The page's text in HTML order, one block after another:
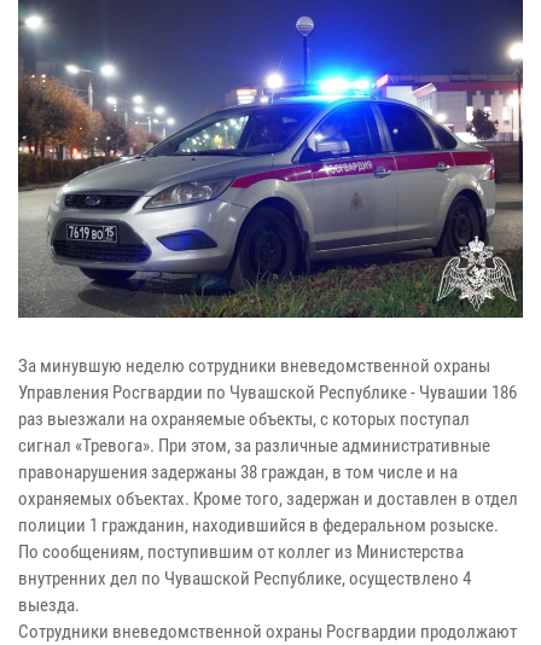
За минувшую неделю сотрудники вневедомственной охраны
Управления Росгвардии по Чувашской Республике - Чувашии 186
раз выезжали на охраняемые объекты, с которых поступал
сигнал «Тревога». При этом, за различные административные
правонарушения задержаны 38 граждан, в том числе и на
охраняемых объектах. Кроме того, задержан и доставлен в отдел
полиции 1 гражданин, находившийся в федеральном розыске.
По сообщениям, поступившим от коллег из Министерства
внутренних дел по Чувашской Республике, осуществлено 4
выезда.
Сотрудники вневедомственной охраны Росгвардии продолжают